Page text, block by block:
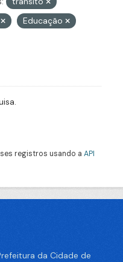
Educação
registros usando a API
da Cidade de